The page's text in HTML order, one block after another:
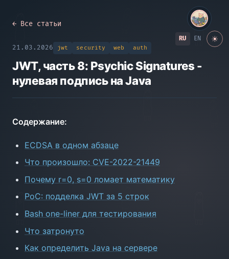
RU EN ☀
← Все статьи
21.03.2026 jwt security web auth
JWT, часть 8: Psychic Signatures -
нулевая подпись на Java
Содержание:
ECDSA в одном абзаце
Что произошло: CVE-2022-21449
Почему r=0, s=0 ломает математику
PoC: подделка JWT за 5 строк
Bash one-liner для тестирования
Что затронуто
Как определить Java на сервере